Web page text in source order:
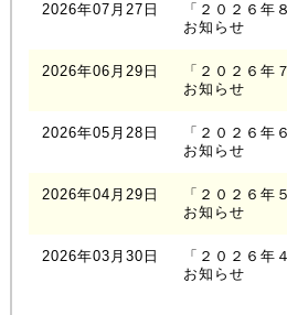
2026年07月27日
「２０２６年
お知らせ
2026年06月29日
「２０２６年
お知らせ
2026年05月28日
「２０２６年
お知らせ
2026年04月29日
「２０２６年
お知らせ
2026年03月30日
「２０２６年
お知らせ